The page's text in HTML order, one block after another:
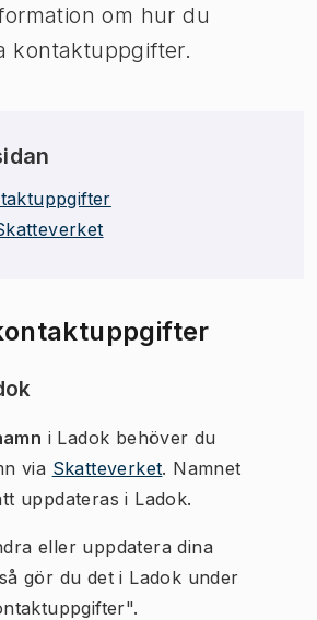
om hur du
kontaktuppgifter.
i Ladok behöver du
via Skatteverket. Namnet
uppdateras i Ladok.
eller uppdatera dina
så gör du det i Ladok under